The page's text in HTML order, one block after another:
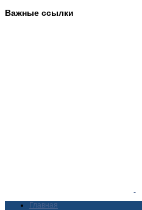
Важные ссылки
Главная